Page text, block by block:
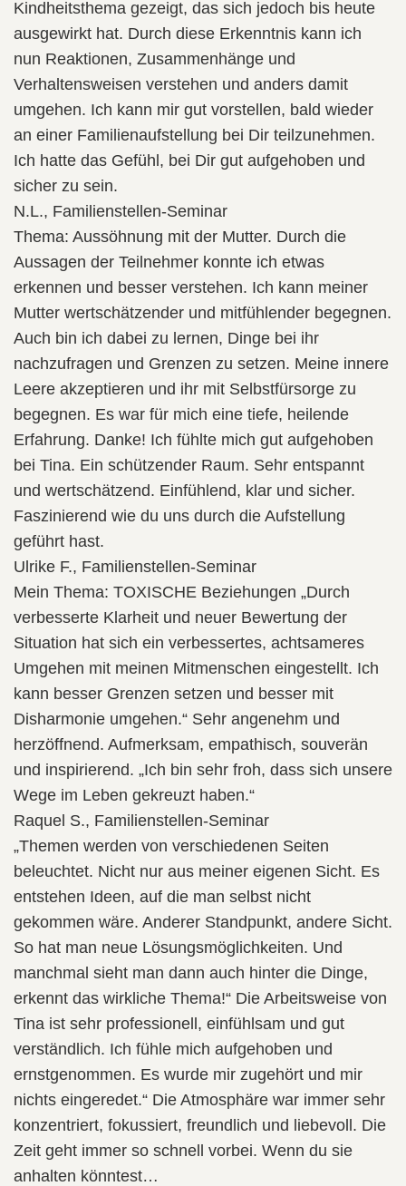
Kindheitsthema gezeigt, das sich jedoch bis heute
ausgewirkt hat. Durch diese Erkenntnis kann ich
nun Reaktionen, Zusammenhänge und
Verhaltensweisen verstehen und anders damit
umgehen. Ich kann mir gut vorstellen, bald wieder
an einer Familienaufstellung bei Dir teilzunehmen.
Ich hatte das Gefühl, bei Dir gut aufgehoben und
sicher zu sein.
N.L., Familienstellen-Seminar
Thema: Aussöhnung mit der Mutter. Durch die
Aussagen der Teilnehmer konnte ich etwas
erkennen und besser verstehen. Ich kann meiner
Mutter wertschätzender und mitfühlender begegnen.
Auch bin ich dabei zu lernen, Dinge bei ihr
nachzufragen und Grenzen zu setzen. Meine innere
Leere akzeptieren und ihr mit Selbstfürsorge zu
begegnen. Es war für mich eine tiefe, heilende
Erfahrung. Danke! Ich fühlte mich gut aufgehoben
bei Tina. Ein schützender Raum. Sehr entspannt
und wertschätzend. Einfühlend, klar und sicher.
Faszinierend wie du uns durch die Aufstellung
geführt hast.
Ulrike F., Familienstellen-Seminar
Mein Thema: TOXISCHE Beziehungen „Durch
verbesserte Klarheit und neuer Bewertung der
Situation hat sich ein verbessertes, achtsameres
Umgehen mit meinen Mitmenschen eingestellt. Ich
kann besser Grenzen setzen und besser mit
Disharmonie umgehen.“ Sehr angenehm und
herzöffnend. Aufmerksam, empathisch, souverän
und inspirierend. „Ich bin sehr froh, dass sich unsere
Wege im Leben gekreuzt haben.“
Raquel S., Familienstellen-Seminar
„Themen werden von verschiedenen Seiten
beleuchtet. Nicht nur aus meiner eigenen Sicht. Es
entstehen Ideen, auf die man selbst nicht
gekommen wäre. Anderer Standpunkt, andere Sicht.
So hat man neue Lösungsmöglichkeiten. Und
manchmal sieht man dann auch hinter die Dinge,
erkennt das wirkliche Thema!“ Die Arbeitsweise von
Tina ist sehr professionell, einfühlsam und gut
verständlich. Ich fühle mich aufgehoben und
ernstgenommen. Es wurde mir zugehört und mir
nichts eingeredet.“ Die Atmosphäre war immer sehr
konzentriert, fokussiert, freundlich und liebevoll. Die
Zeit geht immer so schnell vorbei. Wenn du sie
anhalten könntest…